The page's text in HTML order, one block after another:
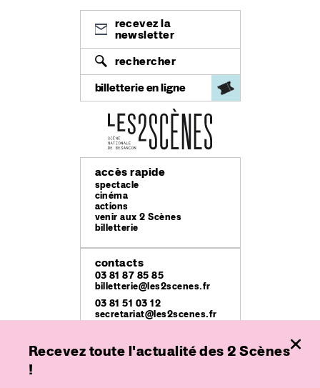
recevez la
newsletter
rechercher
billetterie en ligne
accès rapide
spectacle
cinéma
actions
venir aux 2 Scènes
billetterie
contacts
03 81 87 85 85
billetterie@les2scenes.fr
03 81 51 03 12
secretariat@les2scenes.fr
lieux
Recevez toute l'actualité des 2 Scènes
!